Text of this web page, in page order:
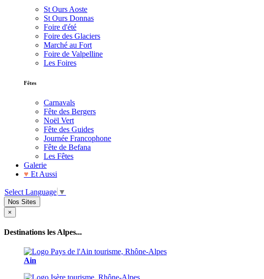
St Ours Aoste
St Ours Donnas
Foire d'été
Foire des Glaciers
Marché au Fort
Foire de Valpelline
Les Foires
Fêtes
Carnavals
Fête des Bergers
Noël Vert
Fête des Guides
Journée Francophone
Fête de Befana
Les Fêtes
Galerie
♥ Et Aussi
Select Language ▼
Nos Sites
×
Destinations les Alpes...
Ain